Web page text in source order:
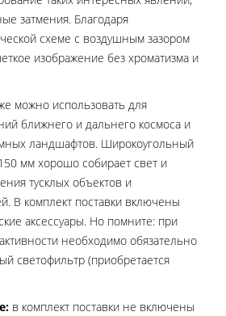
затмения. Благодаря
схеме с воздушным зазором
изображение без хроматизма и
можно использовать для
ближнего и дальнего космоса и
ландшафтов. Широкоугольный
мм хорошо собирает свет и
тусклых объектов и
В комплект поставки включены
аксессуары. Но помните: при
необходимо обязательно
светофильтр (приобретается
в комплект поставки не включены